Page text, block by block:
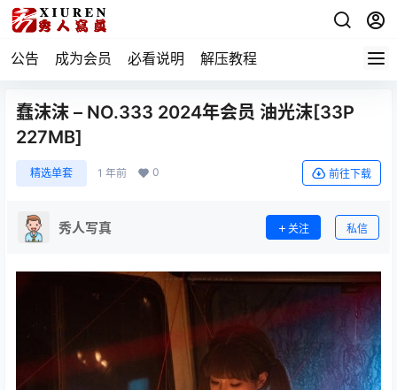
公告 成为会员 必看说明 解压教程
蠢沫沫 – NO.333 2024年会员 油光沫[33P
227MB]
精选单套 1 年前 0 前往下载
秀人写真 关注 私信